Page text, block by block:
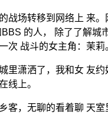
战场转移到网络上 来
的人， 除了了解
次 战斗的女主角：茉莉
里潇洒了，我和女 友
线上。
客，无聊的看着聊 天